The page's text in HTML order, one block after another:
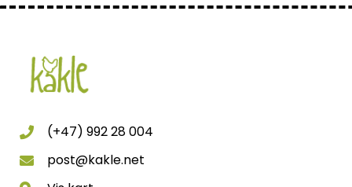
(+47) 992 28 004
post@kakle.net